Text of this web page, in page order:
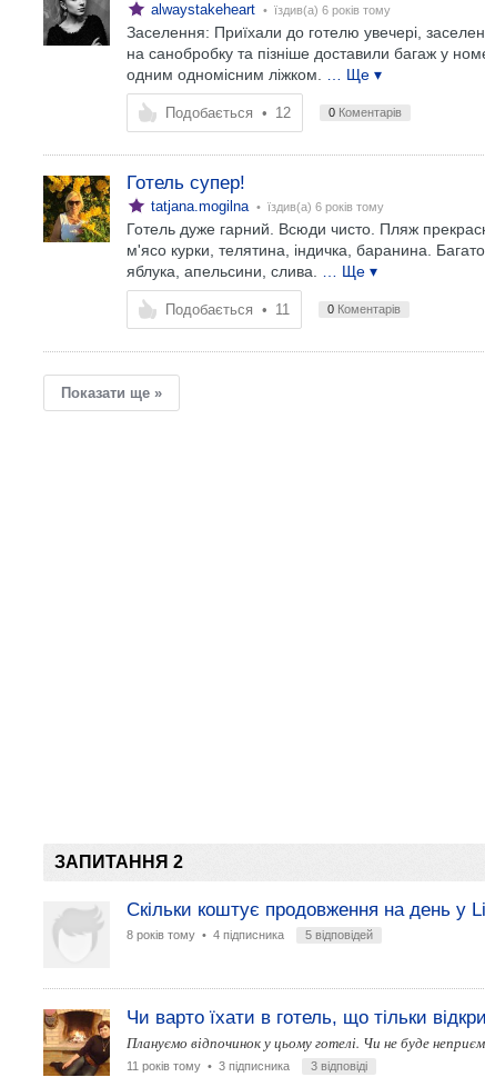
alwaystakeheart • їздив(а) 6 років тому
Заселення: Приїхали до готелю увечері,
на санобробку та пізніше доставили багаж у
одним одномісним ліжком.
… Ще ▾
Подобається • 12 0Коментарів
Готель супер!
tatjana.mogilna • їздив(а) 6 років тому
Готель дуже гарний. Всюди чисто. Пляж
м'ясо курки, телятина, індичка, баранина.
яблука, апельсини, слива.
… Ще ▾
Подобається • 11 0Коментарів
Показати ще »
ЗАПИТАННЯ 2
Скільки коштує продовження на день у
8 років тому • 4 підписника 5 відповідей
Чи варто їхати в готель, що тільки
Плануємо відпочинок у цьому готелі. Чи не буде
11 років тому • 3 підписника 3 відповіді